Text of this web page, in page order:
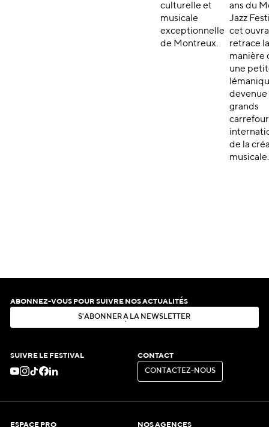
culturelle et
musicale
exceptionnelle
de Montreux.
ans du
Jazz
cet
retrace la
manière
une
devenue
grands
de la
musicale.
ABONNEZ-VOUS POUR SUIVRE NOS ACTUALITÉS
S'ABON N ER À LA N EWSLE ER
SUIVRE LE FESTIVAL CONTACT
CON ACT EZ-N OUS
CONTACTEZ-NOUS
ESPACE PRO NOS AGENCES